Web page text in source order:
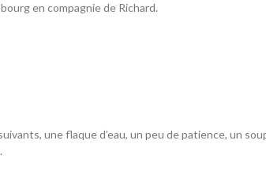
en compagnie de Richard.
une flaque d’eau, un peu de patience, un